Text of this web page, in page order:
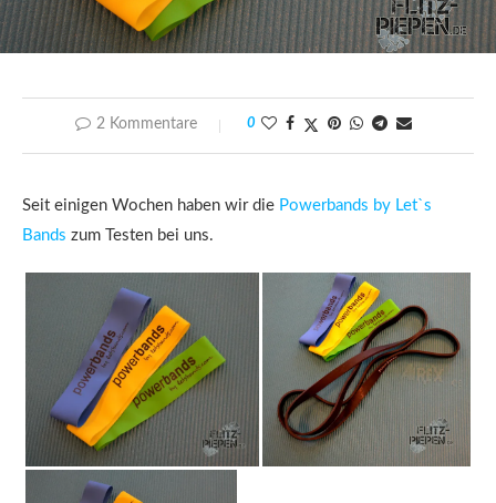
2 Kommentare 0
Seit einigen Wochen haben wir die Powerbands by Let`s
Bands zum Testen bei uns.